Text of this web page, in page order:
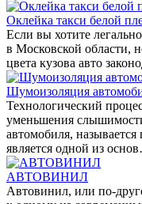
Оклейка такси белой
Если вы хотите
в Московской области,
цвета кузова авто
Шумоизоляция
Технологический
уменьшения
автомобиля,
является одной из
АВТОВИНИЛ
Автовинил, или по-